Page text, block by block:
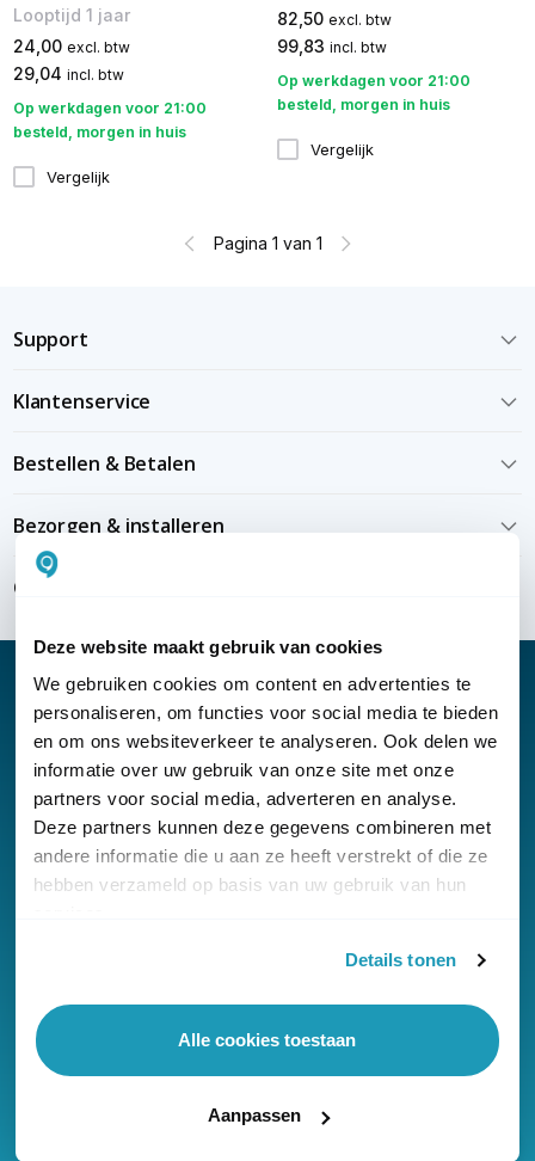
Deze website maakt gebruik van cookies
We gebruiken cookies om content en advertenties te
personaliseren, om functies voor social media te bieden
en om ons websiteverkeer te analyseren. Ook delen we
informatie over uw gebruik van onze site met onze
partners voor social media, adverteren en analyse.
Deze partners kunnen deze gegevens combineren met
andere informatie die u aan ze heeft verstrekt of die ze
hebben verzameld op basis van uw gebruik van hun
Details tonen
Alle cookies toestaan
Aanpassen
Looptijd 1 jaar
24,00 excl. btw
29,04 incl. btw
Op werkdagen voor 21:00
besteld, morgen in huis
Vergelijk
82,50 excl. btw
99,83 incl. btw
Op werkdagen voor 21:00
besteld, morgen in huis
Vergelijk
Pagina 1 van 1
Support
Klantenservice
Bestellen & Betalen
Bezorgen & installeren
Over KommaGo
Nieuwsbrief
Klantenservice